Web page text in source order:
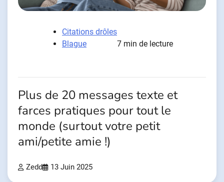
Citations drôles
Blague
7 min de lecture
Plus de 20 messages texte et
farces pratiques pour tout le
monde (surtout votre petit
ami/petite amie !)
Zedd 13 Juin 2025